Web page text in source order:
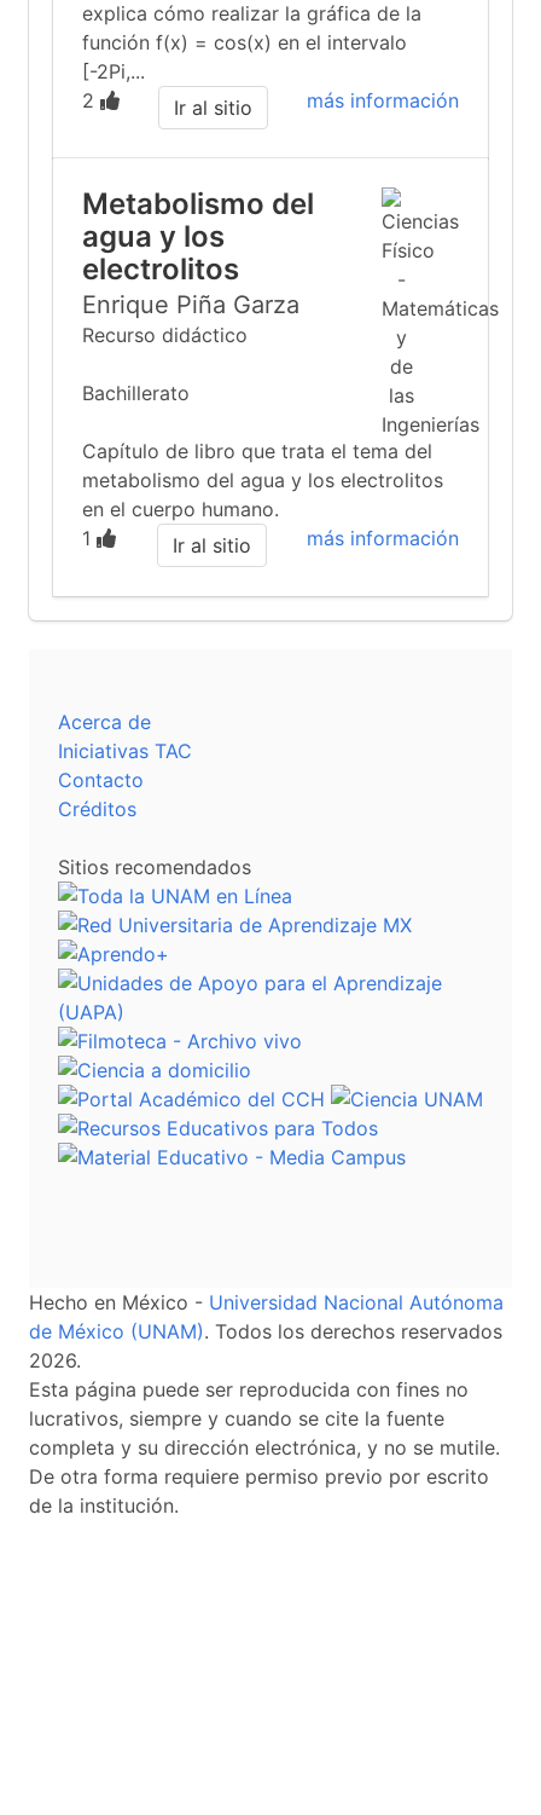
explica cómo realizar la gráfica de la
función f(x) = cos(x) en el intervalo
[-2Pi,...
2
más información
Ir al sitio
Metabolismo del
agua y los
electrolitos
Enrique Piña Garza
Recurso didáctico
Bachillerato
Capítulo de libro que trata el tema del
metabolismo del agua y los electrolitos
en el cuerpo humano.
1
más información
Ir al sitio
Acerca de
Iniciativas TAC
Contacto
Créditos
Sitios recomendados
Hecho en México - Universidad Nacional Autónoma
de México (UNAM). Todos los derechos reservados
2026.
Esta página puede ser reproducida con fines no
lucrativos, siempre y cuando se cite la fuente
completa y su dirección electrónica, y no se mutile.
De otra forma requiere permiso previo por escrito
de la institución.